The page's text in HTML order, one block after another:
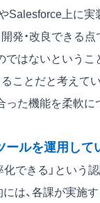
上に実
発・改良できる
はないというこ
ことだと考えて
た機能を柔軟に
ルを運用して
できる」という
は、各課が実施